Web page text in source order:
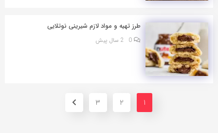
طرز تهیه و مواد لازم شیرینی نوتلایی
0 2 سال پیش
1
2
3